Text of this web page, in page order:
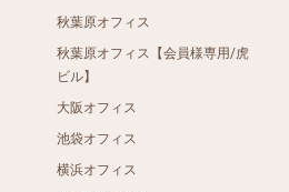
秋葉原オフィス
秋葉原オフィス【会員様専用/虎
ビル】
大阪オフィス
池袋オフィス
横浜オフィス